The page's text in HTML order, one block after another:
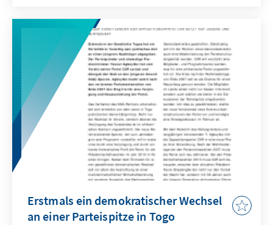
Erstmals ein demokratischer Wechsel
an einer Parteispitze in Togo